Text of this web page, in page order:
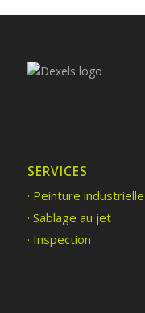
SERVICES
· Peinture industrielle
· Sablage au jet
· Inspection